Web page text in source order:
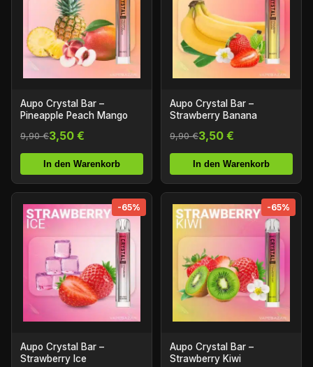
Aupo Crystal Bar –
Pineapple Peach Mango
9,90 €3,50 €
In den Warenkorb
Aupo Crystal Bar –
Strawberry Banana
9,90 €3,50 €
In den Warenkorb
-65%
Aupo Crystal Bar –
Strawberry Ice
-65%
Aupo Crystal Bar –
Strawberry Kiwi